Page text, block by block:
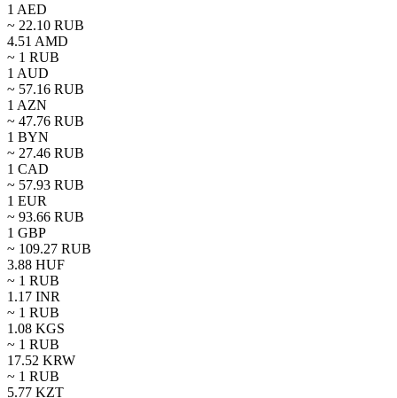
1 AED
~ 22.10 RUB
4.51 AMD
~ 1 RUB
1 AUD
~ 57.16 RUB
1 AZN
~ 47.76 RUB
1 BYN
~ 27.46 RUB
1 CAD
~ 57.93 RUB
1 EUR
~ 93.66 RUB
1 GBP
~ 109.27 RUB
3.88 HUF
~ 1 RUB
1.17 INR
~ 1 RUB
1.08 KGS
~ 1 RUB
17.52 KRW
~ 1 RUB
5.77 KZT